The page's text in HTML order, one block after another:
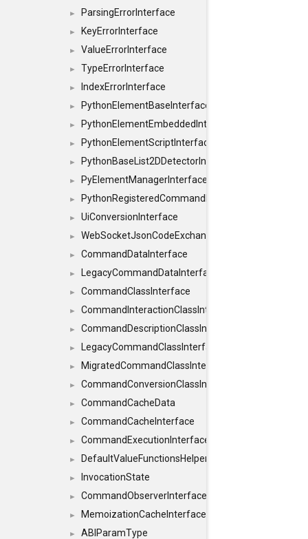
► ParsingErrorInterface
► KeyErrorInterface
► ValueErrorInterface
► TypeErrorInterface
► IndexErrorInterface
► PythonElementBaseInterface
► PythonElementEmbeddedInterface
► PythonElementScriptInterface
► PythonBaseList2DDetectorInterface
► PyElementManagerInterface
► PythonRegisteredCommandIdsInterface
► UiConversionInterface
► WebSocketJsonCodeExchangerInterface
► CommandDataInterface
► LegacyCommandDataInterface
► CommandClassInterface
► CommandInteractionClassInterface
► CommandDescriptionClassInterface
► LegacyCommandClassInterface
► MigratedCommandClassInterface
► CommandConversionClassInterface
► CommandCacheData
► CommandCacheInterface
► CommandExecutionInterface
► DefaultValueFunctionsHelper< const Result<
► InvocationState
► CommandObserverInterface
► MemoizationCacheInterface
► ABIParamType